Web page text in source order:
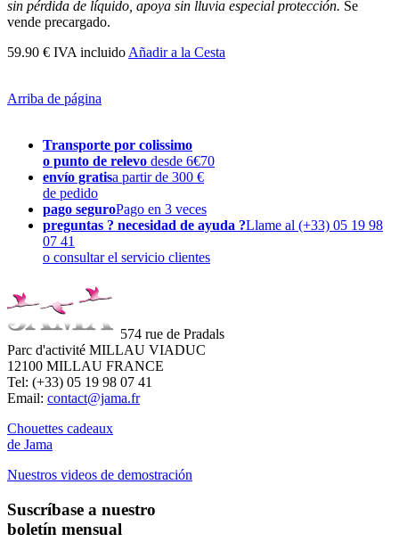
sin pérdida de líquido apoya sin lluvia especial protección. Se
vende precargado.
59.90 € IVA incluido Añadir a la Cesta
Arriba de página
Transporte por colissimo
o punto de relevo desde 6€70
envío gratisa partir de 300 €
de pedido
pago seguroPago en 3 veces
preguntas ? necesidad de ayuda ?Llame al (+33) 05 19 98
07 41
o consultar el servicio clientes
574 rue de Pradals
Parc d'activité MILLAU VIADUC
12100 MILLAU FRANCE
Tel: (+33) 05 19 98 07 41
Email: contact@jama.fr
Chouettes cadeaux
de Jama
Nuestros videos de demostración
Suscríbase a nuestro
boletín mensual